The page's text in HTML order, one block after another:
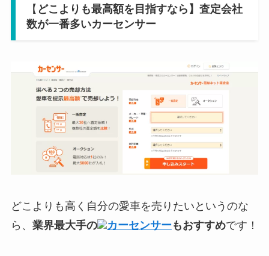
【 どこよりも最高額を目指すなら】査定会社
数が一番多いカーセンサー
どこよりも高く自分の愛車を売りたいというのな
ら、 業界最大手の カーセンサーもおすすめです！